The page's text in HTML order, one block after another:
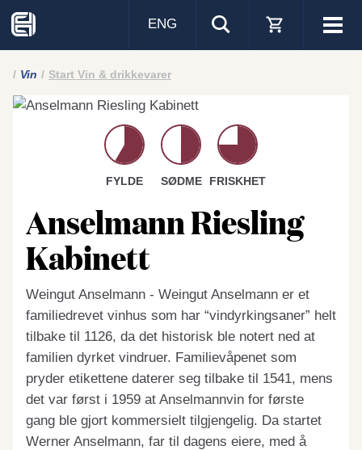
Visa
ENG
Vin Start Vin & drikkevarer
FYLDE SØDME FRISKHET
Anselmann Riesling
Kabinett
Weingut Anselmann - Weingut Anselmann er et
familiedrevet vinhus som har “vindyrkingsaner” helt
tilbake til 1126, da det historisk ble notert ned at
familien dyrket vindruer. Familievåpenet som
pryder etikettene daterer seg tilbake til 1541, mens
det var først i 1959 at Anselmannvin for første
gang ble gjort kommersielt tilgjengelig. Da startet
Werner Anselmann, far til dagens eiere, med å